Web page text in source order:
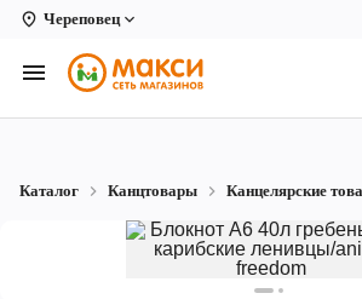
Череповец
Вологда
Архангельск
Каталог Канцтовары Канцелярские